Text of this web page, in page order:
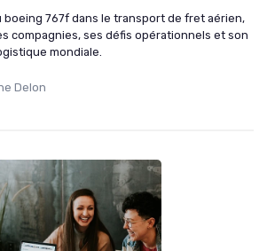
boeing 767f dans le transport de fret aérien,
compagnies, ses défis opérationnels et son
mondiale.
Delon